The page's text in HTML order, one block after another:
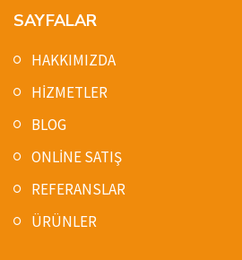
SAYFALAR
HAKKIMIZDA
HİZMETLER
BLOG
ONLİNE SATIŞ
REFERANSLAR
ÜRÜNLER